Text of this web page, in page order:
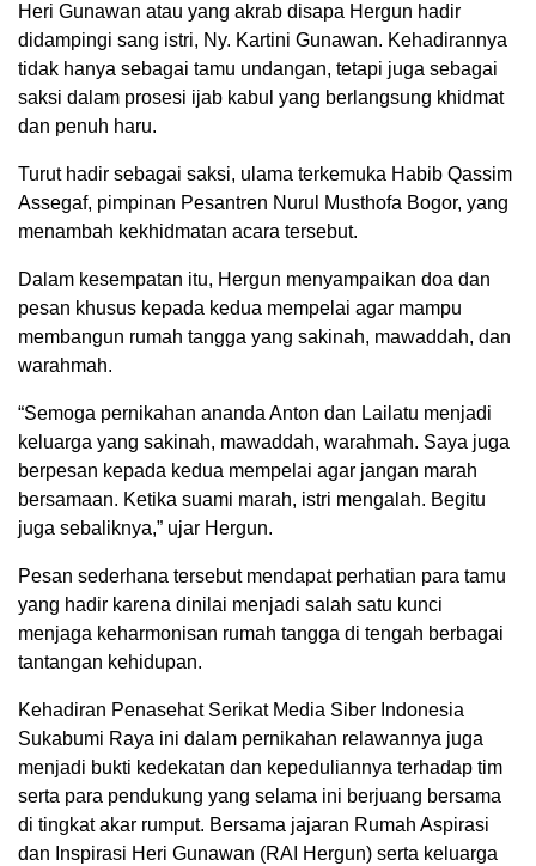
Heri Gunawan atau yang akrab disapa Hergun hadir
didampingi sang istri, Ny. Kartini Gunawan. Kehadirannya
tidak hanya sebagai tamu undangan, tetapi juga sebagai
saksi dalam prosesi ijab kabul yang berlangsung khidmat
dan penuh haru.
Turut hadir sebagai saksi, ulama terkemuka Habib Qassim
Assegaf, pimpinan Pesantren Nurul Musthofa Bogor, yang
menambah kekhidmatan acara tersebut.
Dalam kesempatan itu, Hergun menyampaikan doa dan
pesan khusus kepada kedua mempelai agar mampu
membangun rumah tangga yang sakinah, mawaddah, dan
warahmah.
“Semoga pernikahan ananda Anton dan Lailatu menjadi
keluarga yang sakinah, mawaddah, warahmah. Saya juga
berpesan kepada kedua mempelai agar jangan marah
bersamaan. Ketika suami marah, istri mengalah. Begitu
juga sebaliknya,” ujar Hergun.
Pesan sederhana tersebut mendapat perhatian para tamu
yang hadir karena dinilai menjadi salah satu kunci
menjaga keharmonisan rumah tangga di tengah berbagai
tantangan kehidupan.
Kehadiran Penasehat Serikat Media Siber Indonesia
Sukabumi Raya ini dalam pernikahan relawannya juga
menjadi bukti kedekatan dan kepeduliannya terhadap tim
serta para pendukung yang selama ini berjuang bersama
di tingkat akar rumput. Bersama jajaran Rumah Aspirasi
dan Inspirasi Heri Gunawan (RAI Hergun) serta keluarga